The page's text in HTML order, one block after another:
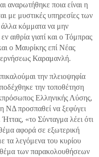
αναρωτήθηκε ποια είναι η
με μυστικές υπηρεσίες των
κόμματα να μην
αιθρία γιατί και ο Τόμπρας
ο Μαυρίκης επί Νέας
Καραμανλή.
την πλειοψηφία
την τοποθέτηση
Ελληνικής Λύσης,
προσπαθεί να ξεφύγει
«το Σύνταγμα λέει ότι
αφορά σε εξωτερική
τα λεγόμενα του κυρίου
θέμα των παρακολουθήσεων